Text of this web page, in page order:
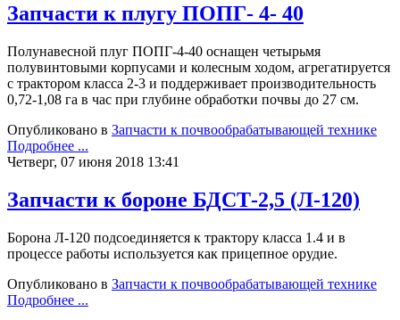
Запчасти к плугу ПОПГ- 4- 40
Полунавесной плуг ПОПГ-4-40 оснащен четырьмя
полувинтовыми корпусами и колесным ходом, агрегатируется
с трактором класса 2-3 и поддерживает производительность
0,72-1,08 га в час при глубине обработки почвы до 27 см.
Опубликовано в Запчасти к почвообрабатывающей технике
Подробнее ...
Четверг, 07 июня 2018 13:41
Запчасти к бороне БДСТ-2,5 (Л-120)
Борона Л-120 подсоединяется к трактору класса 1.4 и в
процессе работы используется как прицепное орудие.
Опубликовано в Запчасти к почвообрабатывающей технике
Подробнее ...